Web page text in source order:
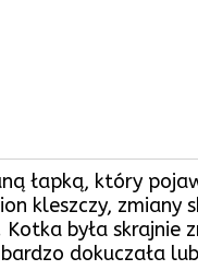
łapką, który
kleszczy, zmiany
była skrajnie
dokuczała